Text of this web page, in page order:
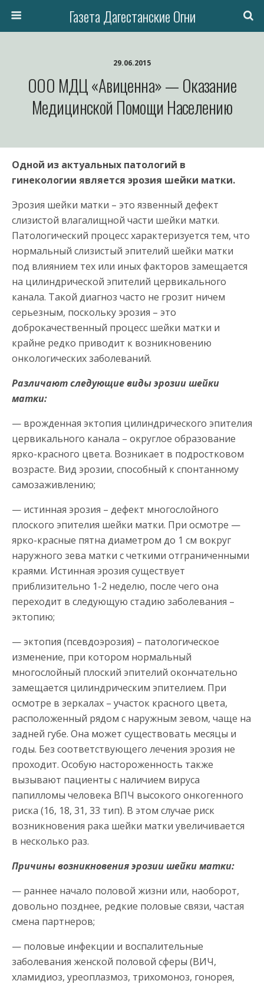
Газета Дагестанские Огни
29.06.2015
ООО МДЦ «Авиценна» — Оказание
Медицинской Помощи Населению
Одной из актуальных патологий в
гинекологии является эрозия шейки матки.
Эрозия шейки матки – это язвенный дефект
слизистой влагалищной части шейки матки.
Патологический процесс характеризуется тем, что
нормальный слизистый эпителий шейки матки
под влиянием тех или иных факторов замещается
на цилиндрической эпителий цервикального
канала. Такой диагноз часто не грозит ничем
серьезным, поскольку эрозия – это
доброкачественный процесс шейки матки и
крайне редко приводит к возникновению
онкологических заболеваний.
Различают следующие виды эрозии шейки
матки:
— врожденная эктопия цилиндрического эпителия
цервикального канала – округлое образование
ярко-красного цвета. Возникает в подростковом
возрасте. Вид эрозии, способный к спонтанному
самозаживлению;
— истинная эрозия – дефект многослойного
плоского эпителия шейки матки. При осмотре —
ярко-красные пятна диаметром до 1 см вокруг
наружного зева матки с четкими отграниченными
краями. Истинная эрозия существует
приблизительно 1-2 неделю, после чего она
переходит в следующую стадию заболевания –
эктопию;
— эктопия (псевдоэрозия) – патологическое
изменение, при котором нормальный
многослойный плоский эпителий окончательно
замещается цилиндрическим эпителием. При
осмотре в зеркалах – участок красного цвета,
расположенный рядом с наружным зевом, чаще на
задней губе. Она может существовать месяцы и
годы. Без соответствующего лечения эрозия не
проходит. Особую настороженность также
вызывают пациенты с наличием вируса
папилломы человека ВПЧ высокого онкогенного
риска (16, 18, 31, 33 тип). В этом случае риск
возникновения рака шейки матки увеличивается
в несколько раз.
Причины возникновения эрозии шейки матки:
— раннее начало половой жизни или, наоборот,
довольно позднее, редкие половые связи, частая
смена партнеров;
— половые инфекции и воспалительные
заболевания женской половой сферы (ВИЧ,
хламидиоз, уреоплазмоз, трихомоноз, гонорея,